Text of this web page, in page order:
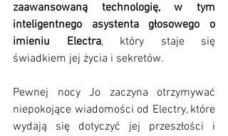
zaawansowaną technologię, w tym
inteligentnego asystenta głosowego o
imieniu Electra, który staje się
świadkiem jej życia i sekretów.
Pewnej nocy Jo zaczyna otrzymywać
niepokojące wiadomości od Electry, które
wydają się dotyczyć jej przeszłości i